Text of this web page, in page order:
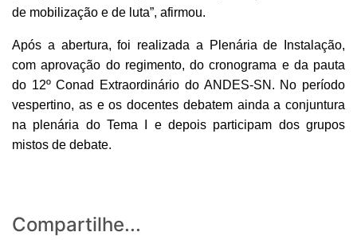
de mobilização e de luta”, afirmou.
Após a abertura, foi realizada a Plenária de Instalação,
com aprovação do regimento, do cronograma e da pauta
do 12º Conad Extraordinário do ANDES-SN. No período
vespertino, as e os docentes debatem ainda a conjuntura
na plenária do Tema I e depois participam dos grupos
mistos de debate.
Compartilhe...